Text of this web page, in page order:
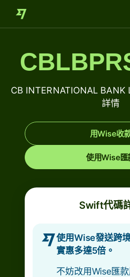
CB INTERNATIONAL
詳情
用Wise收
使用Wise匯
Swift代碼
使用Wise發送跨
實惠多達5倍。
不妨改用Wise匯